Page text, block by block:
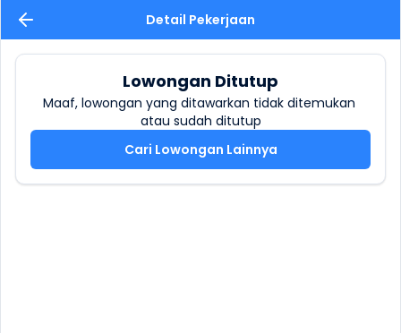
Detail Pekerjaan
Lowongan Ditutup
Maaf, lowongan yang ditawarkan tidak ditemukan
atau sudah ditutup
Cari Lowongan Lainnya